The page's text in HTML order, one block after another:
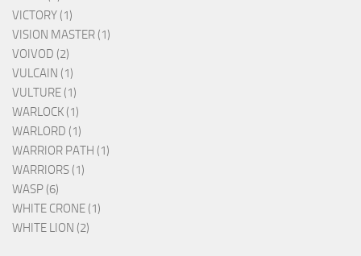
VICTORY (1)
VISION MASTER (1)
VOIVOD (2)
VULCAIN (1)
VULTURE (1)
WARLOCK (1)
WARLORD (1)
WARRIOR PATH (1)
WARRIORS (1)
WASP (6)
WHITE CRONE (1)
WHITE LION (2)